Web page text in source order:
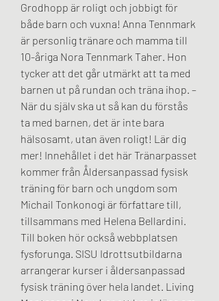
Grodhopp är roligt och jobbigt för
både barn och vuxna! Anna Tennmark
är personlig tränare och mamma till
10-åriga Nora Tennmark Taher. Hon
tycker att det går utmärkt att ta med
barnen ut på rundan och träna ihop. –
När du själv ska ut så kan du förstås
ta med barnen, det är inte bara
hälsosamt, utan även roligt! Lär dig
mer! Innehållet i det här Tränarpasset
kommer från Åldersanpassad fysisk
träning för barn och ungdom som
Michail Tonkonogi är författare till,
tillsammans med Helena Bellardini.
Till boken hör också webbplatsen
fysforunga. SISU Idrottsutbildarna
arrangerar kurser i åldersanpassad
fysisk träning över hela landet. Living